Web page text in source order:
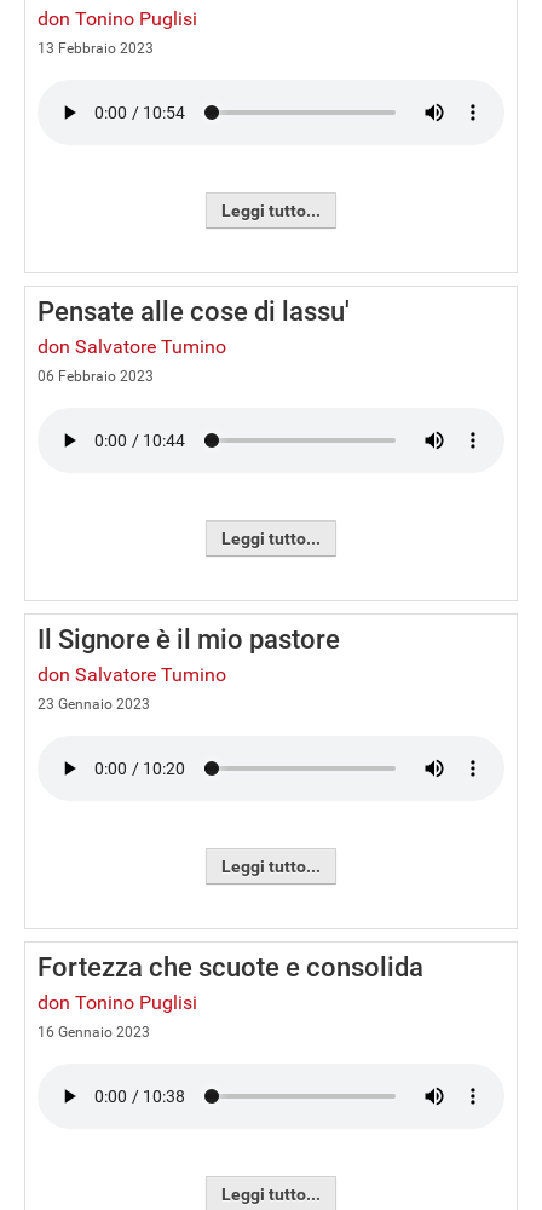
don Tonino Puglisi
13 Febbraio 2023
Leggi tutto...
Pensate alle cose di lassu'
don Salvatore Tumino
06 Febbraio 2023
Leggi tutto...
Il Signore è il mio pastore
don Salvatore Tumino
23 Gennaio 2023
Leggi tutto...
Fortezza che scuote e consolida
don Tonino Puglisi
16 Gennaio 2023
Leggi tutto...